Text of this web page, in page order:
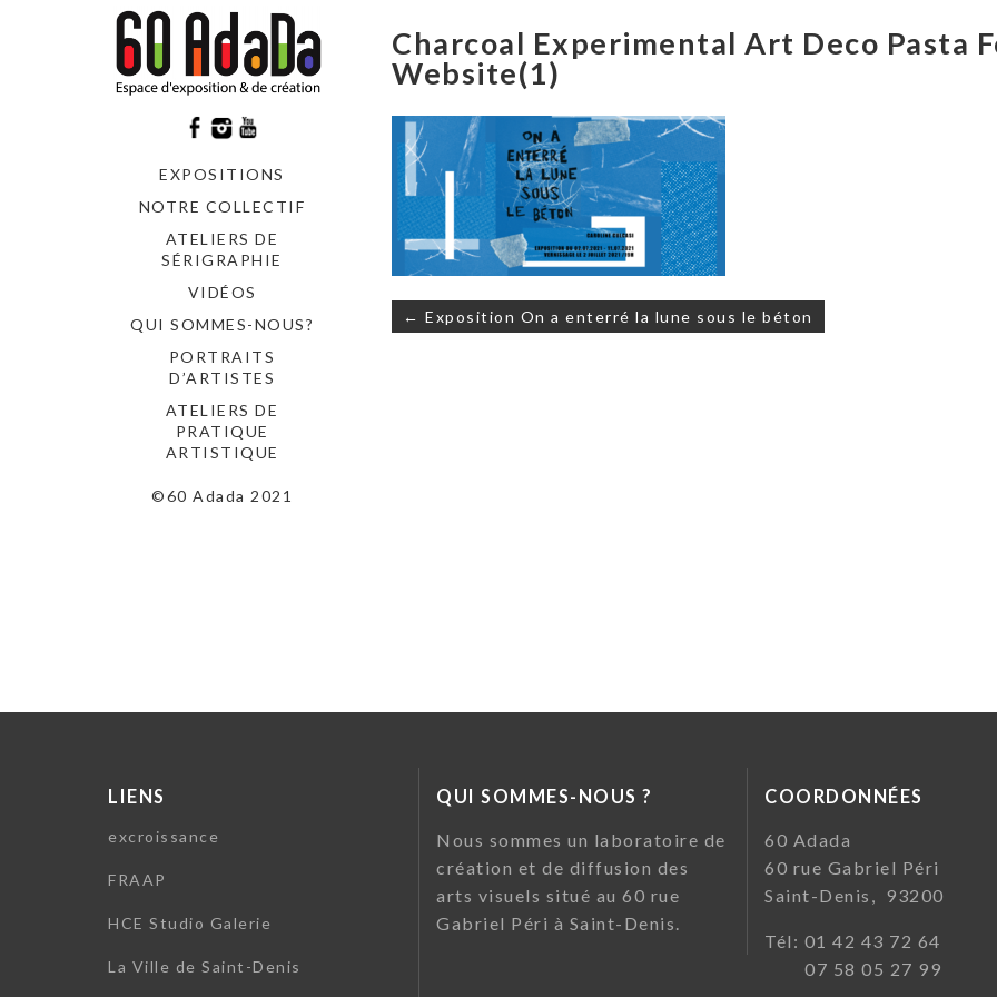
EXPOSITIONS
NOTRE COLLECTIF
ATELIERS DE
SÉRIGRAPHIE
VIDÉOS
QUI SOMMES-NOUS?
PORTRAITS
D’ARTISTES
ATELIERS DE
PRATIQUE
ARTISTIQUE
©60 Adada 2021
Charcoal Experimental Art Deco Pasta
Website(1)
Navigation
de
← Exposition On a enterré la lune sous le béton
LIENS
excroissance
FRAAP
HCE Studio Galerie
La Ville de Saint-Denis
QUI SOMMES-NOUS ?
Nous sommes un laboratoire de
création et de diffusion des
arts visuels situé au 60 rue
Gabriel Péri à Saint-Denis.
COORDONNÉES
60
60 rue Gabriel
Saint-Denis, 93200
Tél: 01 42 43 72
07 58 05 27 99